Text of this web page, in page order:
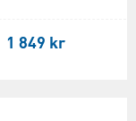
1 849 kr